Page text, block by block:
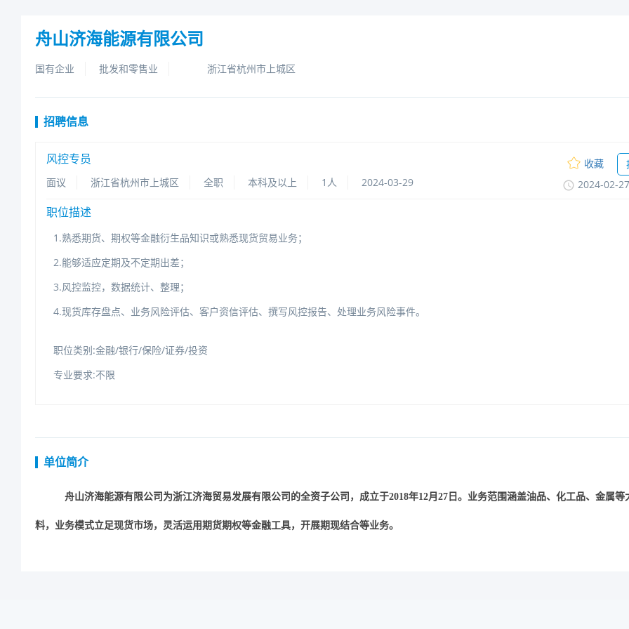
舟山济海能源有限公司
国有企业 批发和零售业 浙江省杭州市上城区
招聘信息
风控专员
面议 浙江省杭州市上城区 全职 本科及以上 1人 2024-03-29
收藏
2024-02-
职位描述
1.熟悉期货、期权等金融衍生品知识或熟悉现货贸易业务；
2.能够适应定期及不定期出差；
3.风控监控，数据统计、整理；
4.现货库存盘点、业务风险评估、客户资信评估、撰写风控报告、处理业务风险事件。
职位类别:金融/银行/保险/证券/投资
专业要求:不限
单位简介
舟山济海能源有限公司为浙江济海贸易发展有限公司的全资子公司， 成立于2018年12月27日。 业务范围涵盖油品、化工品、金属等
料，业务模式立足现货市场，灵活运用期货期权等金融工具，开展期现结合等业务。